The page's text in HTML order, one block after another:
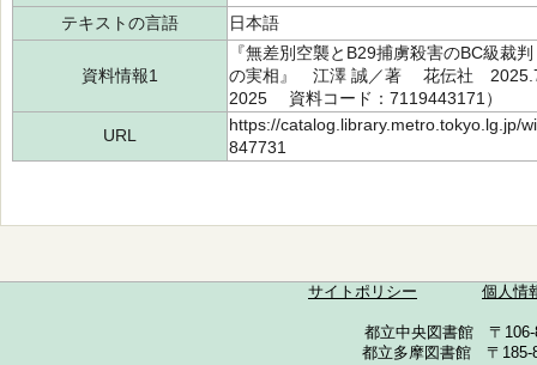
テキストの言語
日本語
資料情報1
『無差別空襲とB29捕虜殺害のBC級裁
の実相』 江澤 誠／著 花伝社
2025 資料コード：7119443171）
URL
https://catalog.library.metro.tokyo.lg.jp/
847731
サイトポリシー 個人情
都立中央図書館 〒
都立多摩図書館 〒185-